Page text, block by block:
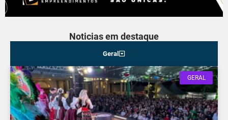
Noticias em destaque
Geral
GERAL